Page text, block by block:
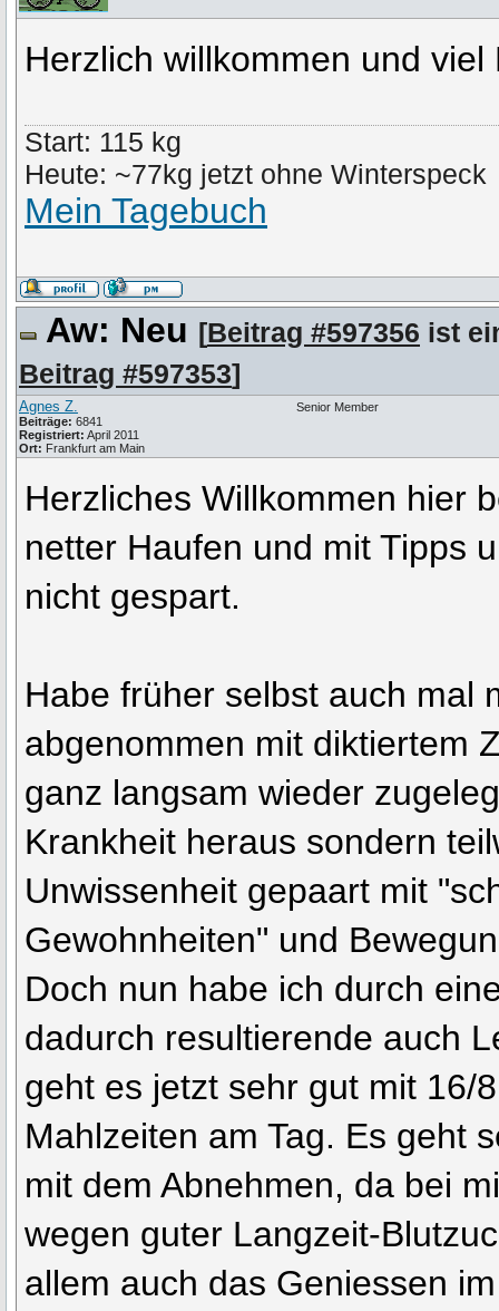
Herzlich willkommen und viel
Start: 115 kg
Heute: ~77kg jetzt ohne Winterspeck
Mein Tagebuch
Aw: Neu [Beitrag #597356 ist
Beitrag #597353]
Agnes Z.
Beiträge: 6841
Registriert: April 2011
Ort: Frankfurt am Main
Senior Member
Herzliches Willkommen hier
netter Haufen und mit Tipps
nicht gespart.
Habe früher selbst auch mal
abgenommen mit diktiertem
ganz langsam wieder
Krankheit heraus sondern
Unwissenheit gepaart mit
Gewohnheiten" und
Doch nun habe ich durch
dadurch resultierende auch
geht es jetzt sehr gut mit 16/
Mahlzeiten am Tag. Es geht
mit dem Abnehmen, da bei
wegen guter Langzeit-
allem auch das Geniessen